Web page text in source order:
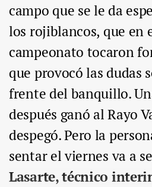
campo que se le da
los rojiblancos, que en
campeonato tocaron
que provocó las dudas
frente del banquillo.
después ganó al Rayo
despegó. Pero la
sentar el viernes va a
Lasarte, técnico